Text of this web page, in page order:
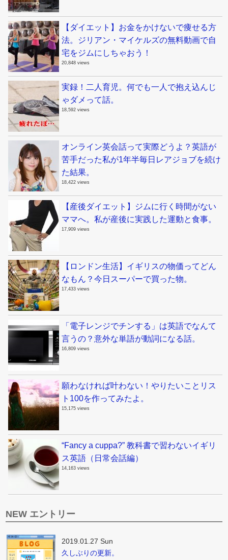
【ダイエット】お金をかけないで痩せる方
法。ジリアン・マイケルズの無料動画で自
宅をジムにしちゃおう！
20,848 views
実録！二人育児。何でも一人で抱え込んじ
ゃダメって話。
18,592 views
オンライン英会話って実際どうよ？英語が
苦手だった私が1年半毎日レアジョブを続け
た結果。
18,422 views
【産後ダイエット】ジムに行く時間がない
ママへ。私が産後に実践した運動と食事。
17,909 views
【ロンドン生活】イギリスの物価ってどん
なもん？今日スーパーで買った物。
17,433 views
「電子レンジでチンする」は英語でなんて
言うの？意外な単語が動詞になる話。
16,809 views
願わなければ叶わない！やりたいことリス
ト100を作ってみたよ。
15,175 views
“Fancy a cuppa?” 教科書で習わないイギリ
ス英語（日常会話編）
14,163 views
NEW エントリー
2019.01.27 Sun
久しぶりの更新。